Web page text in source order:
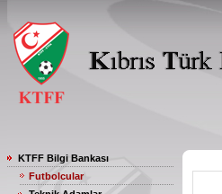
KTFF Bilgi Bankası
Futbolcular